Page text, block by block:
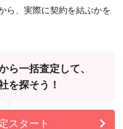
ら、実際に契約を結ぶかを
ら一括査定して、
を探そう！
スタート